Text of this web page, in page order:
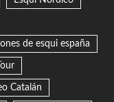
de esqui españa
Catalán